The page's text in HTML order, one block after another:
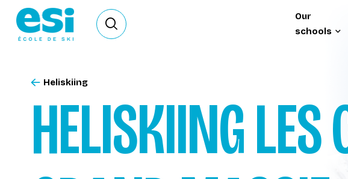
Ouvrir le formulaire de recherche
Our
schools
HELISKIINGLES
Heliskiing